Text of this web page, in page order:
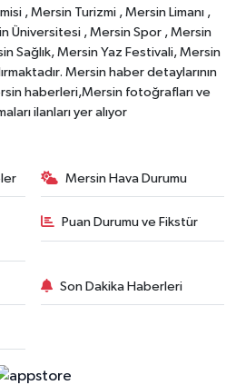
, Mersin Turizmi , Mersin Limanı ,
Üniversitesi , Mersin Spor , Mersin
Sağlık, Mersin Yaz Festivali, Mersin
Mersin haber detaylarının
haberleri,Mersin fotoğrafları ve
ilanları yer alıyor
Mersin Hava Durumu
Puan Durumu ve Fikstür
Son Dakika Haberleri